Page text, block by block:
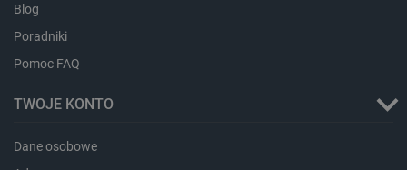
Blog
Poradniki
Pomoc FAQ
TWOJE KONTO
Dane osobowe